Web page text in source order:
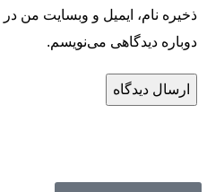
ذخیره نام، ایمیل و وبسایت من
دوباره دیدگاهی می‌نویسم.